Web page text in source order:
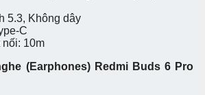
5.3, Không dây
C
nối: 10m
(Earphones) Redmi Buds 6 Pro